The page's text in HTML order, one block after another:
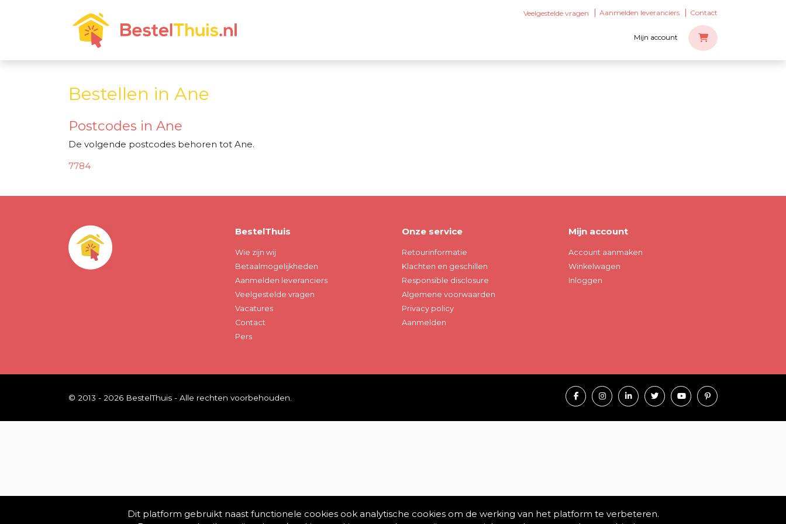
Veelgestelde vragen Aanmelden leveranciers Contact
Mijn account
Bestellen in Ane
Postcodes in Ane
De volgende postcodes behoren tot Ane.
7784
BestelThuis
Wie zijn wij
Betaalmogelijkheden
Aanmelden leveranciers
Veelgestelde vragen
Vacatures
Contact
Pers
Onze service
Retourinformatie
Klachten en geschillen
Responsible disclosure
Algemene voorwaarden
Privacy policy
Aanmelden
Mijn account
Account aanmaken
Winkelwagen
Inloggen
© 2013 - 2026 BestelThuis - Alle rechten voorbehouden.
Dit platform gebruikt naast functionele cookies ook analytische cookies om de werking van het platform te verbeteren.